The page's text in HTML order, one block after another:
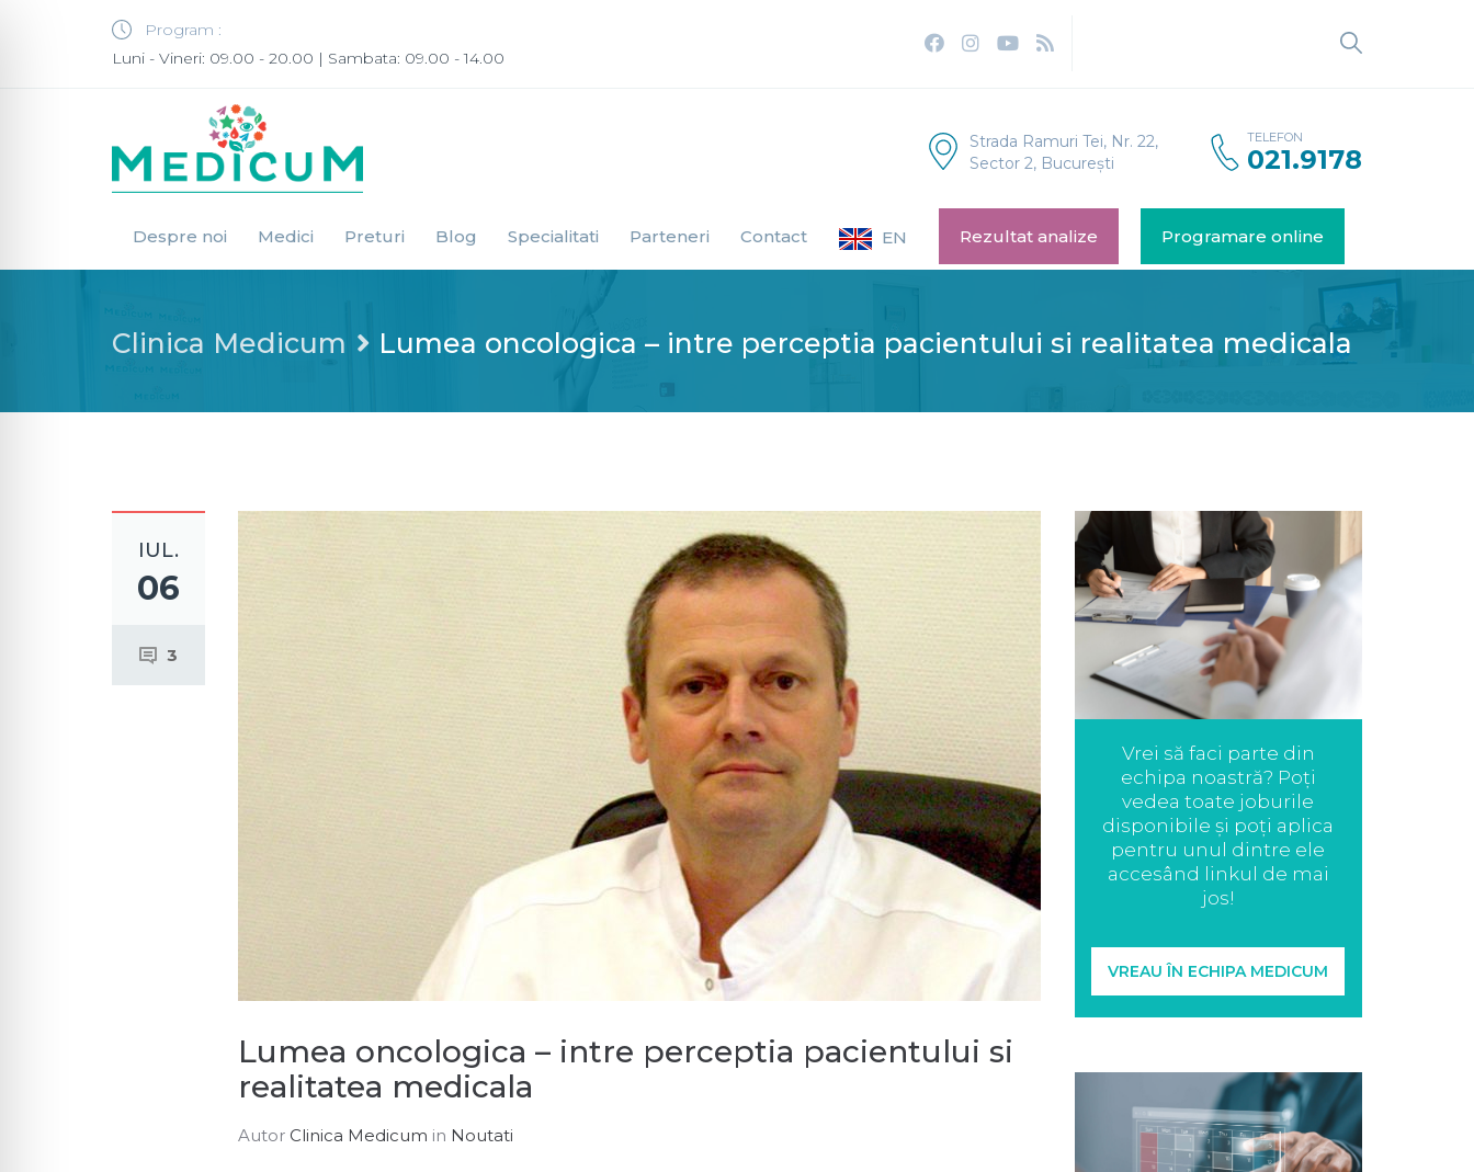
Program :
Luni - Vineri: 09.00 - 20.00 | Sambata: 09.00 - 14.00
Strada Ramuri Tei, Nr. 22,
Sector 2, București
TELEFON
021.9178
Despre noi Medici Preturi Blog Specialitati Parteneri Contact EN Rezultat analize Programare online
Clinica Medicum Lumea oncologica – intre perceptia pacientului si realitatea medicala
IUL.
06
3
Lumea oncologica – intre perceptia pacientului si
realitatea medicala
Autor Clinica Medicum in Noutati
Vrei să faci parte din
echipa noastră? Poți
vedea toate joburile
disponibile și poți aplica
pentru unul dintre ele
accesând linkul de mai
jos!
VREAU ÎN ECHIPA MEDICUM